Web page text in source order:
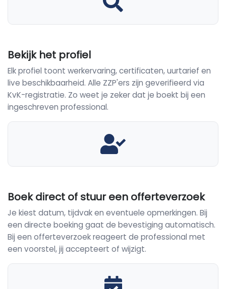
Bekijk het profiel
Elk profiel toont werkervaring, certificaten, uurtarief en
live beschikbaarheid. Alle ZZP'ers zijn geverifieerd via
KvK-registratie. Zo weet je zeker dat je boekt bij een
ingeschreven professional.
Boek direct of stuur een offerteverzoek
Je kiest datum, tijdvak en eventuele opmerkingen. Bij
een directe boeking gaat de bevestiging automatisch.
Bij een offerteverzoek reageert de professional met
een voorstel, jij accepteert of wijzigt.